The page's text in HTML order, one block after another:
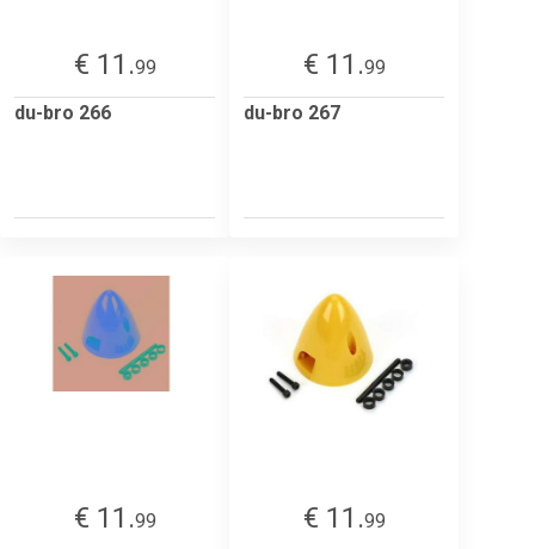
€ 11.99
du-bro 266
€ 11.99
du-bro 267
€ 11.99
€ 11.99